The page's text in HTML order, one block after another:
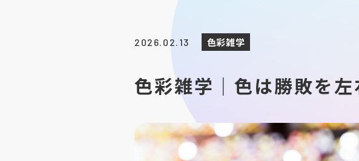
2026.02.13 色彩雑学
色彩雑学｜色は勝敗を